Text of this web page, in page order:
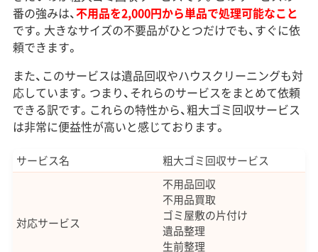
番の強みは、不用品を2,000円から単品で処理可能なこと
です。大きなサイズの不要品がひとつだけでも、すぐに依
頼できます。
また、このサービスは遺品回収やハウスクリーニングも対
応しています。つまり、それらのサービスをまとめて依頼
できる訳です。これらの特性から、粗大ゴミ回収サービス
は非常に便益性が高いと感じております。
サービス名 粗大ゴミ回収サービス
対応サービス
不用品回収
不用品買取
ゴミ屋敷の片付け
遺品整理
生前整理